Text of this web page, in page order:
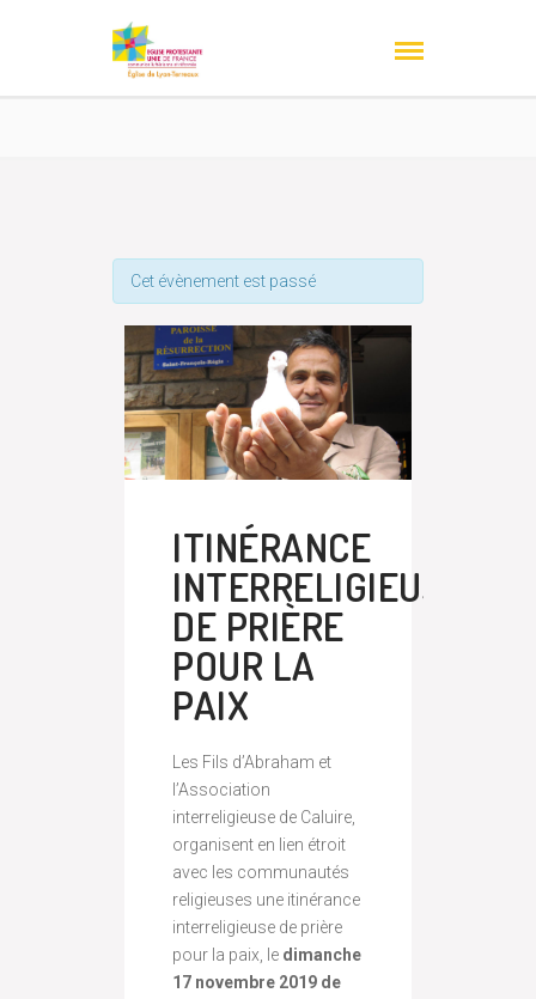
Cet évènement est passé
ITINÉRANCE
INTERRELIGIEUSE
DE PRIÈRE
POUR LA
PAIX
Les Fils d’Abraham et
l’Association
interreligieuse de Caluire,
organisent en lien étroit
avec les communautés
religieuses une itinérance
interreligieuse de prière
pour la paix, le dimanche
17 novembre 2019 de